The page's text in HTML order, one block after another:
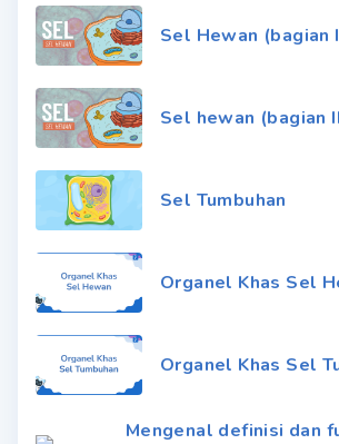
Sel Hewan (bagian
Sel hewan (bagian
Sel Tumbuhan
Organel Khas Sel
Organel Khas Sel
Mengenal definisi dan